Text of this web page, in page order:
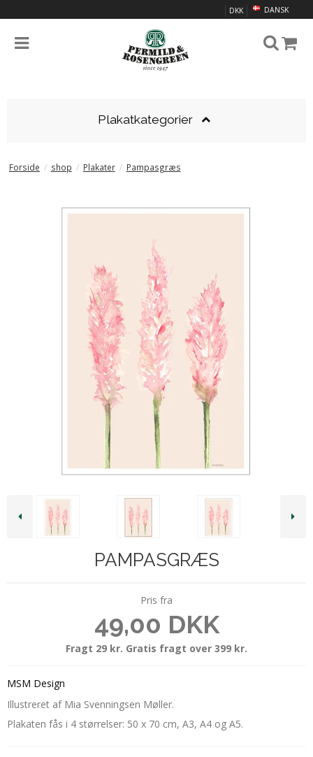
DANSK
DKK
Plakatkategorier
Forside / shop / Plakater / Pampasgræs
PAMPASGRÆS
Pris fra
49,00 DKK
Fragt 29 kr. Gratis fragt over 399 kr.
MSM Design
Illustreret af Mia Svenningsen Møller.
Plakaten fås i 4 størrelser: 50 x 70 cm, A3, A4 og A5.